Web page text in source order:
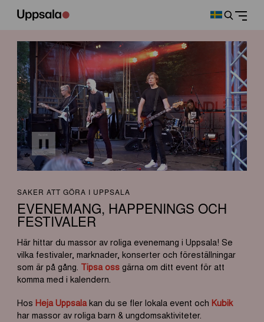
SAKER ATT GÖRA I UPPSALA
EVENEMANG, HAPPENINGS OCH
FESTIVALER
Här hittar du massor av roliga evenemang i Uppsala! Se
vilka festivaler, marknader, konserter och föreställningar
som är på gång. Tipsa ossgärna om ditt event för att
komma med i kalendern.
Hos Heja Uppsala kan du se fler lokala event och Kubik
har massor av roliga barn & ungdomsaktiviteter.